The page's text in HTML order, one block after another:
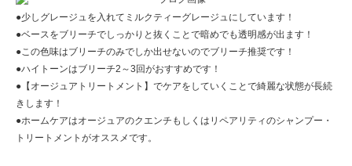
●少しグレージュを入れてミルクティーグレージュにしています！
●ベースをブリーチでしっかりと抜くことで暗めでも透明感が出ます！
●この色味はブリーチのみでしか出せないのでブリーチ推奨です！
●ハイトーンはブリーチ2～3回がおすすめです！
●【オージュアトリートメント】でケアをしていくことで綺麗な状態が長続
きします！
●ホームケアはオージュアのクエンチもしくはリペアリティのシャンプー・
トリートメントがオススメです。